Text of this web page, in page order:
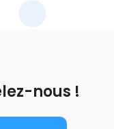
nous !